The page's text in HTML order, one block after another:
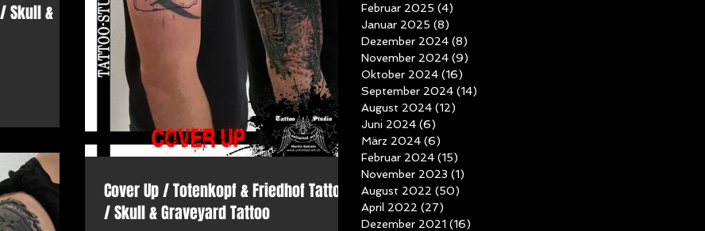
Skull &
Cover Up / Totenkopf & Friedhof Tattoo
/ Skull & Graveyard Tattoo
Februar 2025 (4)
Januar 2025 (8)
Dezember 2024 (8)
November 2024 (9)
Oktober 2024 (16)
September 2024 (14)
August 2024 (12)
Juni 2024 (6)
März 2024 (6)
Februar 2024 (15)
November 2023 (1)
August 2022 (50)
April 2022 (27)
Dezember 2021 (16)